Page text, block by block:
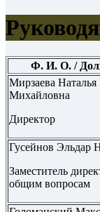
Ф. И. О. /
Мирзаева Наталья
Михайловна
Директор
Гусейнов Эльдар
Заместитель
общим вопросам